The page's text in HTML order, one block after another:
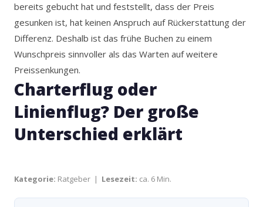
bereits gebucht hat und feststellt, dass der Preis
gesunken ist, hat keinen Anspruch auf Rückerstattung der
Differenz. Deshalb ist das frühe Buchen zu einem
Wunschpreis sinnvoller als das Warten auf weitere
Preissenkungen.
Charterflug oder
Linienflug? Der große
Unterschied erklärt
Kategorie: Ratgeber | Lesezeit: ca. 6 Min.